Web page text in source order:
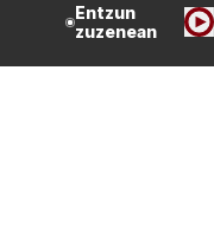
Entzun
zuzenean